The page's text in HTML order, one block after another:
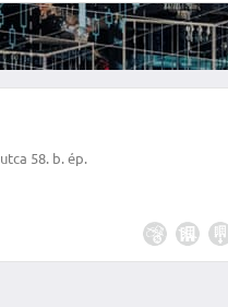
érhető el, használatához
INGYENES
58. b. ép.